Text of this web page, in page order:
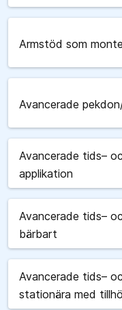
Armstöd som
Avancerade
Avancerade tids–
applikation
Avancerade tids–
bärbart
Avancerade tids–
stationära med